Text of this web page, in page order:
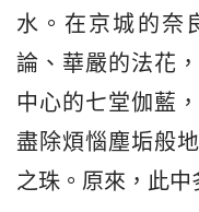
水。在京城的奈
論、華嚴的法花
中心的七堂伽藍
盡除煩惱塵垢般
之珠。原來，此中